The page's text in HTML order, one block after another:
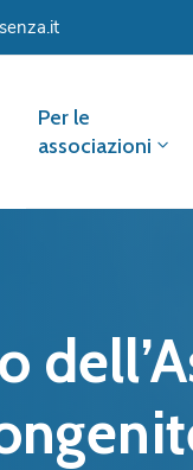
Per le
associazioni